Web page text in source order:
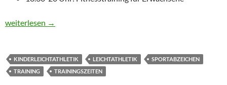
Trainingszeiten Abt. Leichtathletik
weiterlesen →
KINDERLEICHTATHLETIK LEICHTATHLETIK
SPORTABZEICHEN
TRAINING
TRAININGSZEITEN